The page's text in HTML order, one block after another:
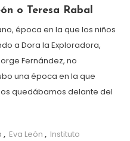
o Teresa Rabal
época en la que los niños
a Dora la Exploradora,
Fernández, no
una época en la que
quedábamos delante del
, Eva León , Instituto